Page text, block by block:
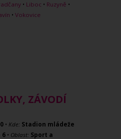
• Liboc • Ruzyně •
• Vokovice
ZÁVODÍ
• Kde: Stadion mládeže
6 • Oblast: Sport a